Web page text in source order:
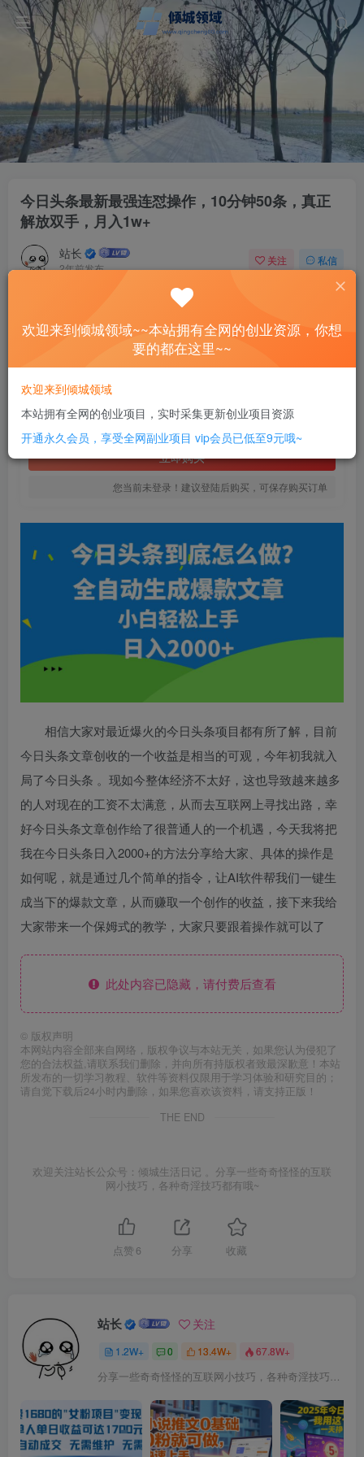
今日头条最新最强连怼操作，10分钟50条，真正
解放双手，月入1w+
站长
2年前发布
关注 私信
今日头条最新最强连怼操作，10分钟50条，真正解放双手，月入1w+
此内容为付费资源，请付费后查看
SVIP全站会员 免费
立即购买
您当前未登录！建议登陆后购买，可保存购买订单
相信大家对最近爆火的今日头条项目都有所了解，目前
今日头条文章创收的一个收益是相当的可观，今年初我就入
局了今日头条 。现如今整体经济不太好，这也导致越来越多
的人对现在的工资不太满意，从而去互联网上寻找出路，幸
好今日头条文章创作给了很普通人的一个机遇，今天我将把
我在今日头条日入2000+的方法分享给大家、具体的操作是
如何呢，就是通过几个简单的指令，让AI软件帮我们一键生
成当下的爆款文章，从而赚取一个创作的收益，接下来我给
大家带来一个保姆式的教学，大家只要跟着操作就可以了
此处内容已隐藏，请付费后查看
© 版权声明
本网站内容全部来自网络，版权争议与本站无关，如果您认为侵犯了
您的合法权益,请联系我们删除，并向所有持版权者致最深歉意！本站
所发布的一切学习教程、软件等资料仅限用于学习体验和研究目的；
请自觉下载后24小时内删除，如果您喜欢该资料，请支持正版！
THE END
欢迎关注站长公众号：倾城生活日记 。分享一些奇奇怪怪的互联
网小技巧，各种奇淫技巧都有哦~
点赞 6 分享 收藏
站长 关注
1.2W+ 0 13.4W+ 67.8W+
分享一些奇奇怪怪的互联网小技巧，各种奇淫技巧都在本站。
欢迎来到倾城领域~~本站拥有全网的创业资源，你想
要的都在这里~~
欢迎来到倾城领域
本站拥有全网的创业项目，实时采集更新创业项目资源
开通永久会员，享受全网副业项目 vip会员已低至9元哦~